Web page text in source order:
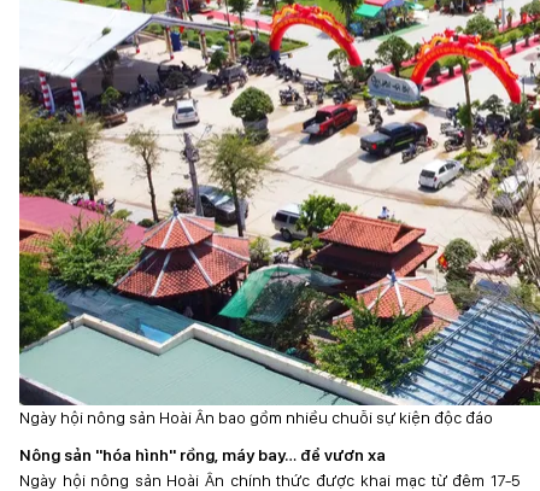
Ngày hội nông sản Hoài Ân bao gồm nhiều chuỗi sự kiện độc đáo
Nông sản "hóa hình" rồng, máy bay… để vươn xa
Ngày hội nông sản Hoài Ân chính thức được khai mạc từ đêm 17-5